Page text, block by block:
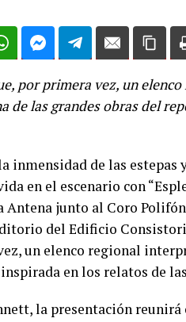
por primera vez, un
de las grandes obras del
inmensidad de las estepas
en el escenario con
junto al Coro
del Edificio
un elenco regional
en los relatos de
la presentación reunirá